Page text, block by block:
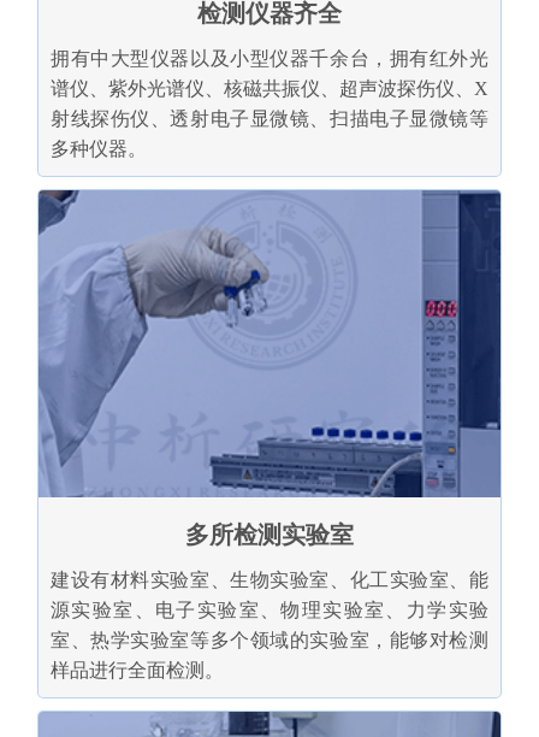
检测仪器齐全
拥有中大型仪器以及小型仪器千余台，拥有红外光
谱仪、紫外光谱仪、核磁共振仪、超声波探伤仪、X
射线探伤仪、透射电子显微镜、扫描电子显微镜等
多种仪器。
多所检测实验室
建设有材料实验室、生物实验室、化工实验室、能
源实验室、电子实验室、物理实验室、力学实验
室、热学实验室等多个领域的实验室，能够对检测
样品进行全面检测。